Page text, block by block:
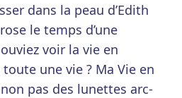
dans la peau d’Edith
le temps d’une
voir la vie en
une vie ? Ma Vie en
pas des lunettes arc-